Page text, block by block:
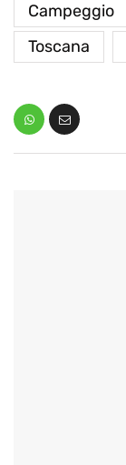
Campeggio
Toscana